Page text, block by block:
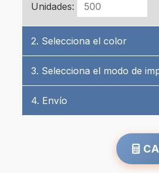
Unidades:
2. Selecciona el color
3. Selecciona el modo de
4. Envío